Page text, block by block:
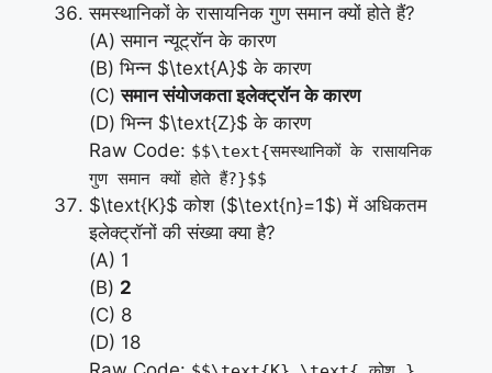
समस्थानिकों के रासायनिक गुण समान क्यों होते हैं?
(A) समान न्यूट्रॉन के कारण
(B) भिन्न $\text{A}$ के कारण
(C)समान संयोजकता इलेक्ट्रॉन के कारण
(D) भिन्न $\text{Z}$ के कारण
Raw Code: $$\text{समस्थानिकों के रासायनिक
गुण समान क्यों होते हैं?}$$
$\text{K}$ कोश ($\text{n}=1$) में अधिकतम
इलेक्ट्रॉनों की संख्या क्या है?
(A) 1
(B) 2
(C) 8
(D) 18